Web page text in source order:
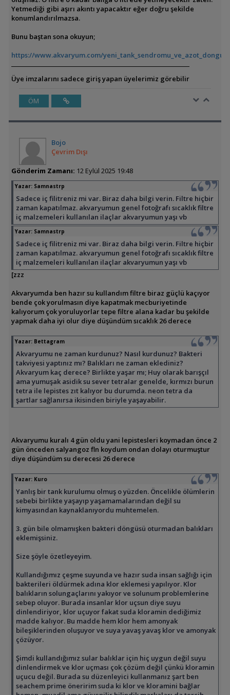
Yetmediği gibi aşırı akıntı yapacaktır eğer doğru şekilde
konumlandırılmazsa.
Bunu baştan sona okuyun;
https://www.akvaryum.com/
Üye imzalarını sadece giriş yapan üyelerimiz görebilir
ÖM
Bojo
Çevrim Dışı
Gönderim Zamanı: 12 Eylül 2025 19:48
Yazar: Samnastrp
Sadece iç filitreniz mi var. Biraz daha bilgi verin. Filtre hiçbir
zaman kapatılmaz. akvaryumun genel fotoğrafı sıcaklık filtre
iç malzemeleri kullanılan ilaçlar akvaryumun yaşı vb
Yazar: Samnastrp
Sadece iç filitreniz mi var. Biraz daha bilgi verin. Filtre hiçbir
zaman kapatılmaz. akvaryumun genel fotoğrafı sıcaklık filtre
iç malzemeleri kullanılan ilaçlar akvaryumun yaşı vb
[zzz
Akvaryumda ben hazır su kullandım filtre biraz güçlü kaçıyor
bende çok yorulmasın diye kapatmak mecburiyetinde
kalıyorum çok yoruluyorlar tepe filtre alana kadar bu şekilde
yapmak daha iyi olur diye düşündüm sıcaklık 26 derece
Yazar: Bettagram
Akvaryumu ne zaman kurdunuz? Nasıl kurdunuz? Bakteri
takviyesi yaptınız mı? Balıkları ne zaman eklediniz?
Akvaryum kaç derece? Birlikte yaşar mı; Huy olarak barışçıl
ama yumuşak asidik su sever tetralar genelde, kırmızı burun
tetra ile lepistes zıt kalıyor bu durumda. neon tetra da
şartlar sağlanırsa ikisinden biriyle yaşayabilir.
Akvaryumu kuralı 4 gün oldu yani lepistesleri koymadan önce 2
gün önceden salyangoz fln koydum ondan dolayı oturmuştur
diye düşündüm su derecesi 26 derece
Yazar: Kuro
Yanlış bir tank kurulumu olmuş o yüzden. Öncelikle ölümlerin
sebebi birlikte yaşayıp yaşamamalarından değil su
kimyasından kaynaklanıyordu muhtemelen.
3. gün bile olmamışken bakteri döngüsü oturmadan balıkları
eklemişsiniz.
Size şöyle özetleyeyim.
Kullandığımız çeşme suyunda ve hazır suda insan sağlığı için
bakterileri öldürmek adına klor eklemesi yapılıyor. Klor
balıkların solungaçlarını yakıyor ve solunum problemlerine
sebep oluyor. Burada insanlar klor uçsun diye suyu
dinlendiriyor, klor uçuyor fakat suda kloramin dediğimiz
madde kalıyor. Bu madde hem klor hem amonyak
bileşiklerinden oluşuyor ve suya yavaş yavaş klor ve amonyak
çözüyor.
Şimdi kullandığımız sular balıklar için hiç uygun değil suyu
dinlendirmek ve klor uçması çok çözüm değil çünkü kloramin
uçucu değil. Burada su düzenleyici kullanmanız şart ben
seachem prime öneririm suda ki klor ve kloramini bağlar